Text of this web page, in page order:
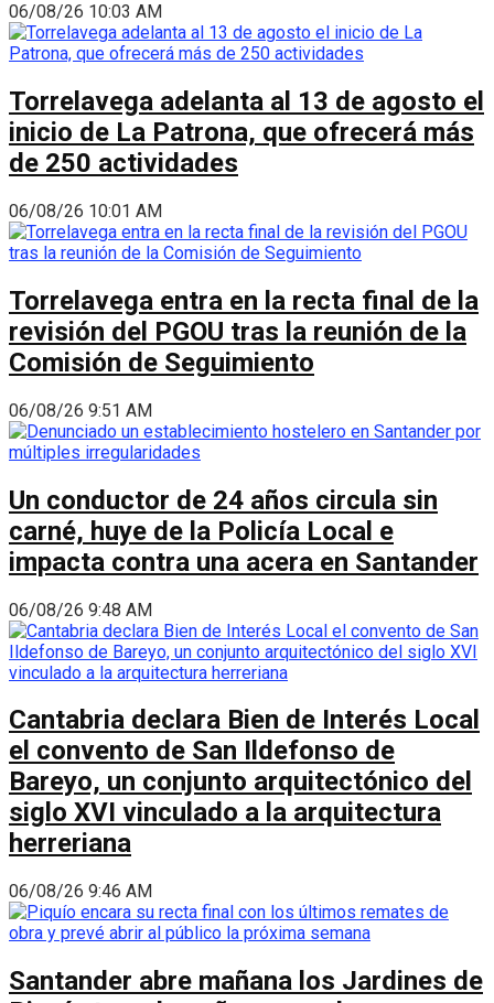
06/08/26 10:03 AM
Torrelavega adelanta al 13 de agosto el
inicio de La Patrona, que ofrecerá más
de 250 actividades
06/08/26 10:01 AM
Torrelavega entra en la recta final de la
revisión del PGOU tras la reunión de la
Comisión de Seguimiento
06/08/26 9:51 AM
Un conductor de 24 años circula sin
carné, huye de la Policía Local e
impacta contra una acera en Santander
06/08/26 9:48 AM
Cantabria declara Bien de Interés Local
el convento de San Ildefonso de
Bareyo, un conjunto arquitectónico del
siglo XVI vinculado a la arquitectura
herreriana
06/08/26 9:46 AM
Santander abre mañana los Jardines de